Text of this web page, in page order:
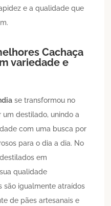
e a qualidade que
Cachaça
variedade e
se transformou no
destilado, unindo a
com uma busca por
para o dia a dia. No
em
qualidade
são igualmente atraídos
de pães artesanais e